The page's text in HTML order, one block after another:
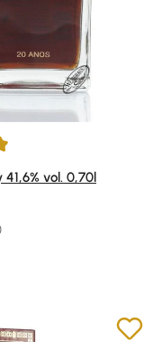
5 Sternen
vol. 0,70l